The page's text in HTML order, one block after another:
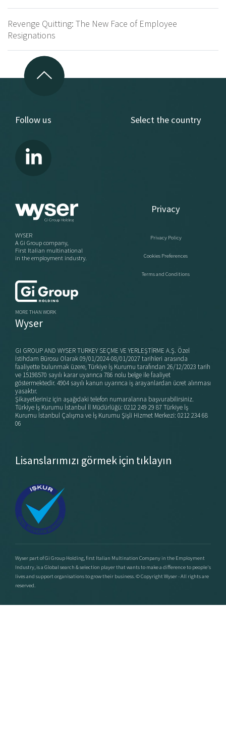
Revenge Quitting: The New Face of Employee
Resignations
Follow us Select the country
WYSER
A Gi Group company,
First Italian multinational
in the employment industry.
MORE THAN WORK
Privacy
Privacy Policy
Cookies Preferences
Terms and Conditions
Wyser
GI GROUP AND WYSER TURKEY SEÇME VE YERLEŞTİRME A.Ş. Özel
İstihdam Bürosu Olarak 09/01/2024-08/01/2027 tarihleri arasında
faaliyette bulunmak üzere, Türkiye İş Kurumu tarafından 26/12/2023 tarih
ve 15198570 sayılı karar uyarınca 786 nolu belge ile faaliyet
göstermektedir. 4904 sayılı kanun uyarınca iş arayanlardan ücret alınması
yasaktır.
Şikayetleriniz için aşağıdaki telefon numaralarına başvurabilirsiniz.
Türkiye İş Kurumu İstanbul İl Müdürlüğü: 0212 249 29 87 Türkiye İş
Kurumu İstanbul Çalışma ve İş Kurumu Şişli Hizmet Merkezi: 0212 234 68
06
Lisanslarımızı görmek için tıklayın
Wyser part of Gi Group Holding, first Italian Multination Company in the Employment
Industry, is a Global search & selection player that wants to make a difference to people's
lives and support organisations to grow their business. © Copyright Wyser - All rights are
reserved.